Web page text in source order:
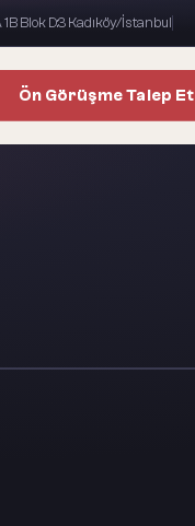
Blok D:3 Kadıköy/İstanbul
Ön Görüşme Talep Et